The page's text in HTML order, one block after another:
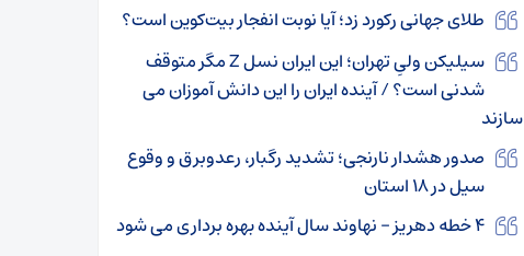
طلای جهانی رکورد زد؛ آیا نوبت انفجار بیت‌کوین است؟
سیلیکن ولیِ تهران؛ این ایران نسل Z مگر متوقف
شدنی است؟ / آینده ایران را این دانش آموزان می
سازند
صدور هشدار نارنجی؛ تشدید رگبار، رعدوبرق و وقوع
سیل در ۱۸ استان
۴ خطه دهریز – نهاوند سال آینده بهره برداری می شود